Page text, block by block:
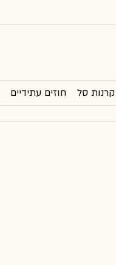
קרנות סל חוזים עתידיים